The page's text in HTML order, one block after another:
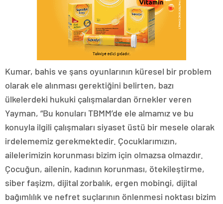
Kumar, bahis ve şans oyunlarının küresel bir problem
olarak ele alınması gerektiğini belirten, bazı
ülkelerdeki hukuki çalışmalardan örnekler veren
Yayman, “Bu konuları TBMM’de ele almamız ve bu
konuyla ilgili çalışmaları siyaset üstü bir mesele olarak
irdelememiz gerekmektedir. Çocuklarımızın,
ailelerimizin korunması bizim için olmazsa olmazdır.
Çocuğun, ailenin, kadının korunması, ötekileştirme,
siber faşizm, dijital zorbalık, ergen mobingi, dijital
bağımlılık ve nefret suçlarının önlenmesi noktası bizim